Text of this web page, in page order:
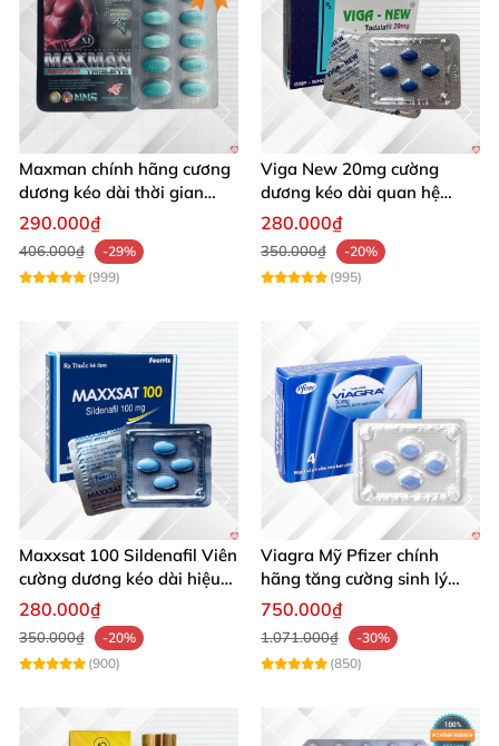
Maxman chính hãng cương
dương kéo dài thời gian
chống xuất tinh sớm hộp 10
290.000₫
406.000₫
-29%
(999)
Viga New 20mg cường
dương kéo dài quan hệ
chống xuất tinh sớm hộp 4
280.000₫
350.000₫
-20%
(995)
Maxxsat 100 Sildenafil Viên
cường dương kéo dài hiệu
quả nam giới
280.000₫
350.000₫
-20%
(900)
Viagra Mỹ Pfizer chính
hãng tăng cường sinh lý
nam, kéo dài hiệu quả
750.000₫
1.071.000₫
-30%
(850)